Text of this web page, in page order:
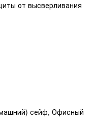
от высверливания
сейф, Офисный